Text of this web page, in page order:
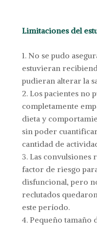
Limitaciones del
No se pudo
estuvieran
pudieran alterar la
Los pacientes no
completamente
dieta y
sin poder
cantidad de
Las convulsiones
factor de riesgo
disfuncional, pero
reclutados
este período.
Pequeño tamaño